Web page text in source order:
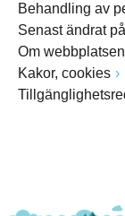
Behandling av
Senast ändrat
Om webbplatsen
Kakor, cookies